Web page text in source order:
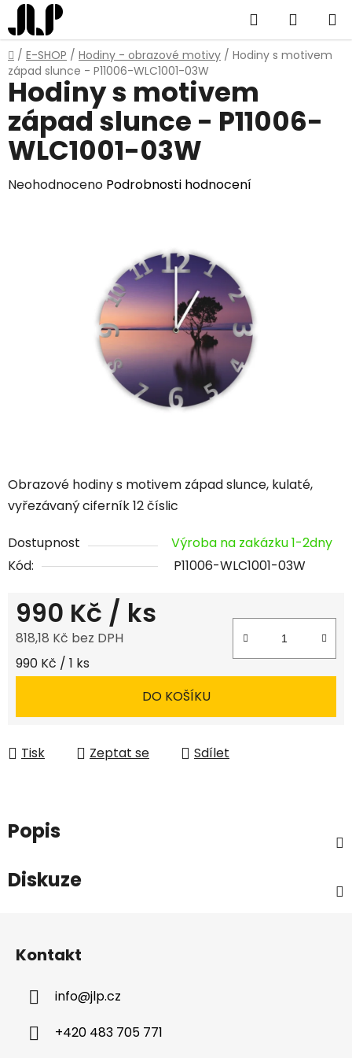
Přejít
na
obsah
Hledat
KOŠÍK
Domů
/ E-SHOP / Hodiny - obrazové motivy / Hodiny s motivem
západ slunce - P11006-WLC1001-03W
Obrazové hodiny s motivem západ slunce, kulaté,
vyřezávaný ciferník 12 číslic
Dostupnost
Výroba na zakázku 1-2dny
Kód:
P11006-WLC1001-03W
990 Kč / ks
818,18 Kč bez DPH
Měrná cena:
990 Kč / 1 ks
DO KOŠÍKU
Tisk Zeptat se Sdílet
Hodiny s motivem
západ slunce - P11006-
WLC1001-03W
Průměrné
Neohodnoceno Podrobnosti hodnocení
Popis
Diskuze
Kontakt
info@jlp.cz
+420 483 705 771